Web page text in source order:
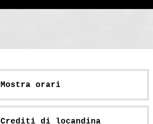
Mostra orari
Crediti di locandina